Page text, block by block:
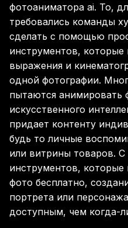
фотоаниматора ai. То,
требовались команды
сделать с помощью
инструментов,
выражения и
одной фотографии.
пытаются
искусственного
придает контенту
будь то личные
или витрины товаров.
инструментов,
фото бесплатно,
портрета или
доступным, чем когда-